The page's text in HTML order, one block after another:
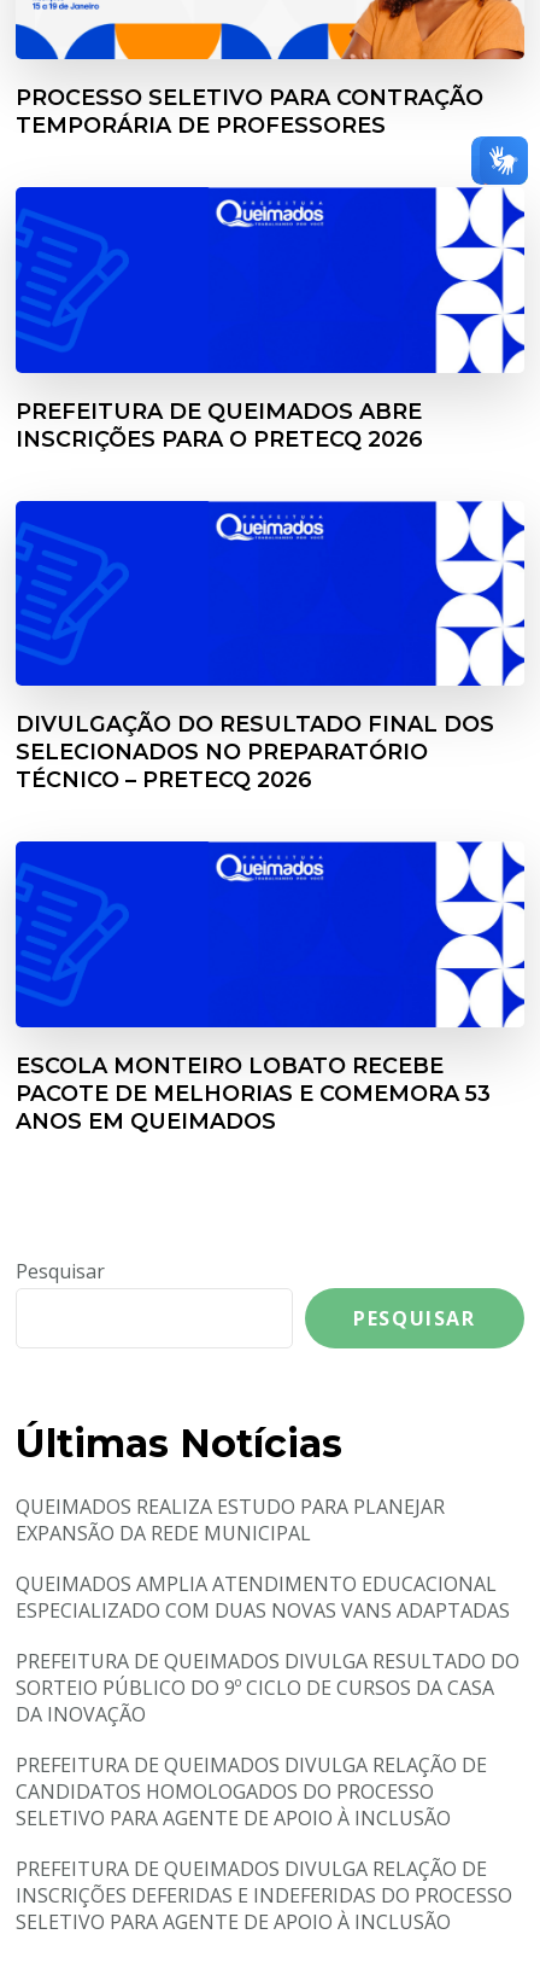
PROCESSO SELETIVO PARA CONTRAÇÃO
TEMPORÁRIA DE PROFESSORES
PREFEITURA DE QUEIMADOS ABRE
INSCRIÇÕES PARA O PRETECQ 2026
DIVULGAÇÃO DO RESULTADO FINAL DOS
SELECIONADOS NO PREPARATÓRIO
TÉCNICO – PRETECQ 2026
ESCOLA MONTEIRO LOBATO RECEBE
PACOTE DE MELHORIAS E COMEMORA 53
ANOS EM QUEIMADOS
Pesquisar
PESQUISAR
Últimas Notícias
QUEIMADOS REALIZA ESTUDO PARA PLANEJAR
EXPANSÃO DA REDE MUNICIPAL
QUEIMADOS AMPLIA ATENDIMENTO EDUCACIONAL
ESPECIALIZADO COM DUAS NOVAS VANS ADAPTADAS
PREFEITURA DE QUEIMADOS DIVULGA RESULTADO DO
SORTEIO PÚBLICO DO 9º CICLO DE CURSOS DA CASA
DA INOVAÇÃO
PREFEITURA DE QUEIMADOS DIVULGA RELAÇÃO DE
CANDIDATOS HOMOLOGADOS DO PROCESSO
SELETIVO PARA AGENTE DE APOIO À INCLUSÃO
PREFEITURA DE QUEIMADOS DIVULGA RELAÇÃO DE
INSCRIÇÕES DEFERIDAS E INDEFERIDAS DO PROCESSO
SELETIVO PARA AGENTE DE APOIO À INCLUSÃO